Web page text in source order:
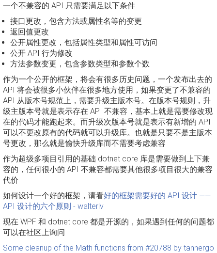
一个不兼容的 API 只需要满足以下条件
接口更改，包含方法或属性名等的变更
返回值更改
公开属性更改，包括属性类型和属性可访问
公开 API 行为修改
方法参数变更，包含参数类型和参数个数
作为一个公开的框架，将会有很多历史问题，一个发布出去的
API 将会被很多小伙伴在很多地方使用，如果变更了不兼容的
API 从版本号规范上，需要升级主版本号。在版本号规则，升
级主版本号就是表示存在 API 不兼容，基本上就是需要修改现
在的代码才能跑起来。而升级次版本号就是表示有新增的 API
可以不更改原有的代码就可以升级库。也就是只要不是主版本
号更改，那么就是愉快升级库而不需要考虑兼容
作为超级多项目引用的基础 dotnet core 库是需要做到上下兼
容的，任何很小的 API 不兼容都需要其他很多项目很大的兼容
代价
如何设计一个好的框架，请看好的框架需要好的 API 设计 ——
API 设计的六个原则 - walterlv
现在 WPF 和 dotnet core 都是开源的，如果遇到任何的问题都
可以在社区上询问
Some cleanup of the Math functions from #20788 by tannergo